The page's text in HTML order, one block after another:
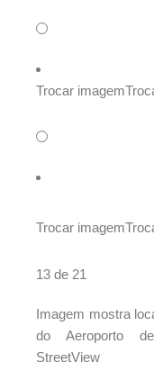
Trocar imagem
Trocar imagem
13 de 21
Imagem mostra
do Aeroporto
StreetView